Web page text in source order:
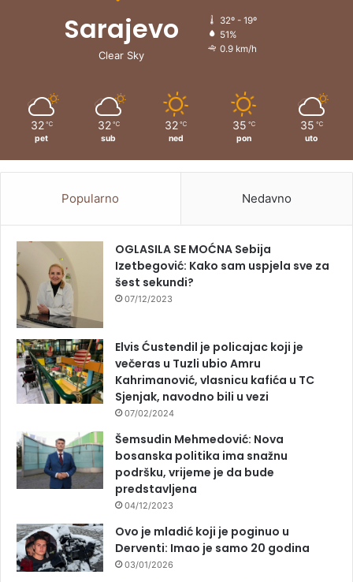
Sarajevo
Clear Sky
32º - 19º
51%
0.9 km/h
32 ℃
pet
32 ℃
sub
32 ℃
ned
35 ℃
pon
35 ℃
uto
Popularno Nedavno
OGLASILA SE MOĆNA Sebija
Izetbegović: Kako sam uspjela sve za
šest sekundi?
07/12/2023
Elvis Ćustendil je policajac koji je
večeras u Tuzli ubio Amru
Kahrimanović, vlasnicu kafića u TC
Sjenjak, navodno bili u vezi
07/02/2024
Šemsudin Mehmedović: Nova
bosanska politika ima snažnu
podršku, vrijeme je da bude
predstavljena
04/12/2023
Ovo je mladić koji je poginuo u
Derventi: Imao je samo 20 godina
03/01/2026